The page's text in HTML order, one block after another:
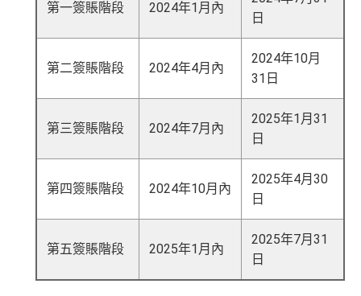
第一簽賬階段 2024年1月內
日
第二簽賬階段 2024年4月內
2024年10月
31日
第三簽賬階段 2024年7月內
2025年1月31
日
第四簽賬階段 2024年10月內
2025年4月30
日
第五簽賬階段 2025年1月內
2025年7月31
日